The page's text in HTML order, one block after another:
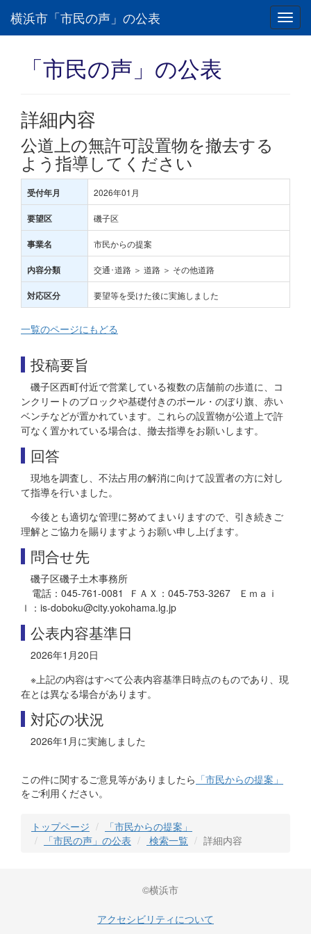
横浜市「市民の声」の公表
「市民の声」の公表
詳細内容
公道上の無許可設置物を撤去する
よう指導してください
受付年月 2026年01月
要望区 磯子区
事業名 市民からの提案
内容分類 交通･道路 ＞ 道路 ＞ その他道路
対応区分 要望等を受けた後に実施しました
一覧のページにもどる
投稿要旨
磯子区西町付近で営業している複数の店舗前の歩道に、コ
ンクリートのブロックや基礎付きのポール・のぼり旗、赤い
ベンチなどが置かれています。これらの設置物が公道上で許
可なく置かれている場合は、撤去指導をお願いします。
回答
現地を調査し、不法占用の解消に向けて設置者の方に対し
て指導を行いました。
今後とも適切な管理に努めてまいりますので、引き続きご
理解とご協力を賜りますようお願い申し上げます。
問合せ先
磯子区磯子土木事務所
電話：045-761-0081 ＦＡＸ：045-753-3267 Ｅｍａｉ
ｌ：is-doboku@city.yokohama.lg.jp
公表内容基準日
2026年1月20日
※上記の内容はすべて公表内容基準日時点のものであり、現
在とは異なる場合があります。
対応の状況
2026年1月に実施しました
この件に関するご意見等がありましたら 「市民からの提案」
をご利用ください。
トップページ
「市民からの提案」
「市民の声」の公表
検索一覧 詳細内容
©横浜市
アクセシビリティについて